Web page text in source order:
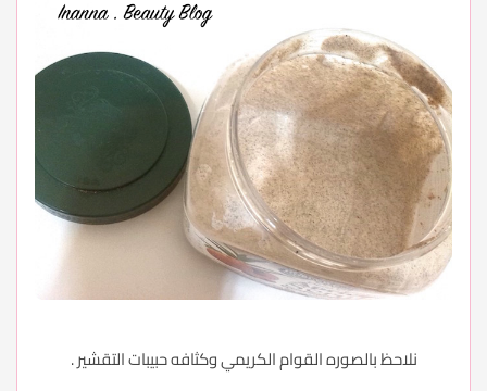
نلاحظ بالصوره القوام الكريمي وكثافه حبيبات التقشير .